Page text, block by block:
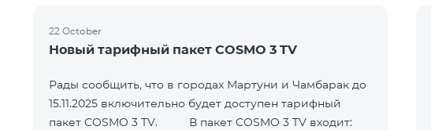
22 October
Новый тарифный пакет COSMO 3 TV
Рады сообщить, что в городах Мартуни и Чамбарак до
15.11.2025 включительно будет доступен тарифный
пакет COSMO 3 TV. В пакет COSMO 3 TV входит: